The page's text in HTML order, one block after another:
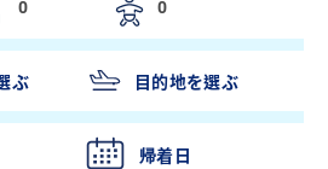
帰着日